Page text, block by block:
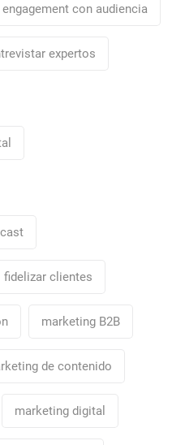
engagement con audiencia
expertos
fidelizar clientes
marketing B2B
de contenido
marketing digital